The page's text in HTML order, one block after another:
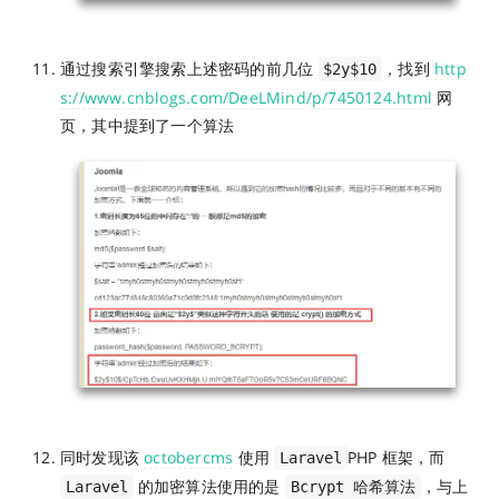
通过搜索引擎搜索上述密码的前几位 $2y$10 ，找到 http
s://www.cnblogs.com/DeeLMind/p/7450124.html 网
页，其中提到了一个算法
同时发现该octobercms 使用 Laravel PHP 框架，而
Laravel 的加密算法使用的是 Bcrypt 哈希算法
，与上